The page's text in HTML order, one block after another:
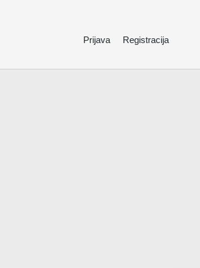
Prijava Registracija